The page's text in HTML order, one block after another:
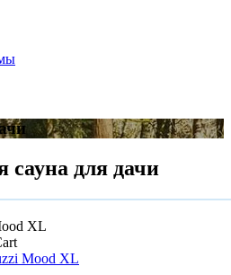
сауна для дачи
Mood ХL